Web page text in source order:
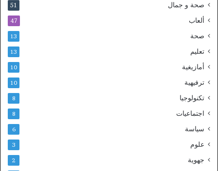
صحة و جمال 51
ألعاب 47
صحة 13
تعليم 13
أمازيغية 10
ترفيهية 10
تكنولوجيا 8
اجتماعيات 8
سياسة 6
علوم 3
جهوية 2